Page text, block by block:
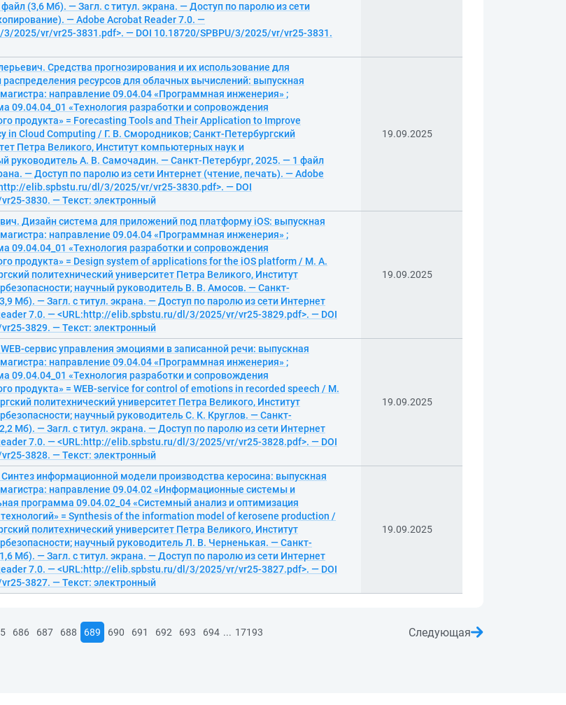
(3,6 Мб). — Загл. с титул. экрана. — Доступ по паролю из сети
— Adobe Acrobat Reader 7.0. —
2025/vr/vr25-3831.pdf>. — DOI 10.18720/SPBPU/3/2025/vr/vr25-3831.
Средства прогнозирования и их использование для
ресурсов для облачных вычислений: выпускная
направление 09.04.04 «Программная инженерия» ;
09.04.04_01 «Технология разработки и сопровождения
продукта» = Forecasting Tools and Their Application to Improve
in Cloud Computing / Г. В. Смородников; Санкт-Петербургский
Петра Великого, Институт компьютерных наук и
руководитель А. В. Самочадин. — Санкт-Петербург, 2025. — 1 файл
— Доступ по паролю из сети Интернет (чтение, печать). — Adobe
elib.spbstu.ru/dl/3/2025/vr/vr25-3830.pdf>. — DOI
3830. — Текст: электронный
19.09.2025
Дизайн система для приложений под платформу iOS: выпускная
направление 09.04.04 «Программная инженерия» ;
09.04.04_01 «Технология разработки и сопровождения
продукта» = Design system of applications for the iOS platform / М. А.
политехнический университет Петра Великого, Институт
научный руководитель В. В. Амосов. — Санкт-
Мб). — Загл. с титул. экрана. — Доступ по паролю из сети Интернет
7.0. — <URL:http://elib.spbstu.ru/dl/3/2025/vr/vr25-3829.pdf>. — DOI
3829. — Текст: электронный
19.09.2025
сервис управления эмоциями в записанной речи: выпускная
направление 09.04.04 «Программная инженерия» ;
09.04.04_01 «Технология разработки и сопровождения
продукта» = WEB-service for control of emotions in recorded speech / М.
политехнический университет Петра Великого, Институт
научный руководитель С. К. Круглов. — Санкт-
Мб). — Загл. с титул. экрана. — Доступ по паролю из сети Интернет
7.0. — <URL:http://elib.spbstu.ru/dl/3/2025/vr/vr25-3828.pdf>. — DOI
3828. — Текст: электронный
19.09.2025
информационной модели производства керосина: выпускная
направление 09.04.02 «Информационные системы и
программа 09.04.02_04 «Системный анализ и оптимизация
= Synthesis of the information model of kerosene production /
политехнический университет Петра Великого, Институт
научный руководитель Л. В. Черненькая. — Санкт-
Мб). — Загл. с титул. экрана. — Доступ по паролю из сети Интернет
7.0. — <URL:http://elib.spbstu.ru/dl/3/2025/vr/vr25-3827.pdf>. — DOI
3827. — Текст: электронный
19.09.2025
686 687 688 689 690 691 692 693 694 ... 17193 Следующая